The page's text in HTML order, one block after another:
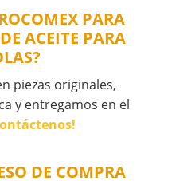
PARA
ACEITE PARA
piezas originales,
y entregamos en el
DE COMPRA